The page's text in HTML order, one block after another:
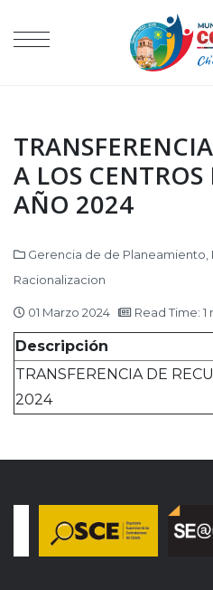
A LOS
AÑO 2024
Gerencia de de Planeamiento,
Racionalizacion
01 Marzo 2024 Read Time: 1
Descripción
TRANSFERENCIA DE
2024